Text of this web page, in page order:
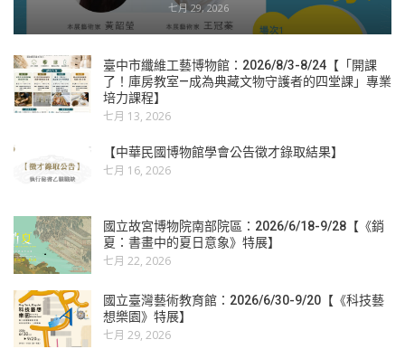
七月 29, 2026
臺中市纖維工藝博物館：2026/8/3-8/24【「開課
了！庫房教室—成為典藏文物守護者的四堂課」專業
培力課程】
七月 13, 2026
【中華民國博物館學會公告徵才錄取結果】
七月 16, 2026
國立故宮博物院南部院區：2026/6/18-9/28【《銷
夏：書畫中的夏日意象》特展】
七月 22, 2026
國立臺灣藝術教育館：2026/6/30-9/20【《科技藝
想樂園》特展】
七月 29, 2026